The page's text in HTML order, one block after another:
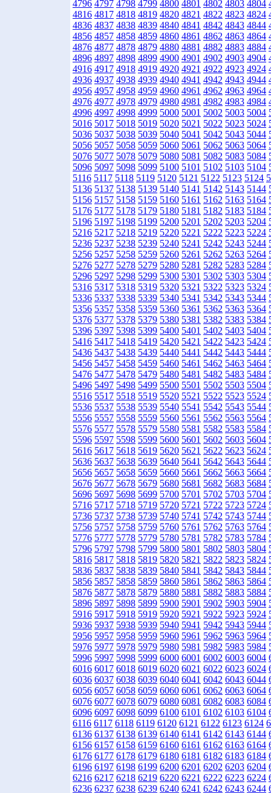
4796 4797 4798 4799 4800 4801 4802 4803 4804
4816 4817 4818 4819 4820 4821 4822 4823 4824
4836 4837 4838 4839 4840 4841 4842 4843 4844
4856 4857 4858 4859 4860 4861 4862 4863 4864
4876 4877 4878 4879 4880 4881 4882 4883 4884
4896 4897 4898 4899 4900 4901 4902 4903 4904
4916 4917 4918 4919 4920 4921 4922 4923 4924
4936 4937 4938 4939 4940 4941 4942 4943 4944
4956 4957 4958 4959 4960 4961 4962 4963 4964
4976 4977 4978 4979 4980 4981 4982 4983 4984
4996 4997 4998 4999 5000 5001 5002 5003 5004
5016 5017 5018 5019 5020 5021 5022 5023 5024
5036 5037 5038 5039 5040 5041 5042 5043 5044
5056 5057 5058 5059 5060 5061 5062 5063 5064
5076 5077 5078 5079 5080 5081 5082 5083 5084
5096 5097 5098 5099 5100 5101 5102 5103 5104
5116 5117 5118 5119 5120 5121 5122 5123 5124
5136 5137 5138 5139 5140 5141 5142 5143 5144
5156 5157 5158 5159 5160 5161 5162 5163 5164
5176 5177 5178 5179 5180 5181 5182 5183 5184
5196 5197 5198 5199 5200 5201 5202 5203 5204
5216 5217 5218 5219 5220 5221 5222 5223 5224
5236 5237 5238 5239 5240 5241 5242 5243 5244
5256 5257 5258 5259 5260 5261 5262 5263 5264
5276 5277 5278 5279 5280 5281 5282 5283 5284
5296 5297 5298 5299 5300 5301 5302 5303 5304
5316 5317 5318 5319 5320 5321 5322 5323 5324
5336 5337 5338 5339 5340 5341 5342 5343 5344
5356 5357 5358 5359 5360 5361 5362 5363 5364
5376 5377 5378 5379 5380 5381 5382 5383 5384
5396 5397 5398 5399 5400 5401 5402 5403 5404
5416 5417 5418 5419 5420 5421 5422 5423 5424
5436 5437 5438 5439 5440 5441 5442 5443 5444
5456 5457 5458 5459 5460 5461 5462 5463 5464
5476 5477 5478 5479 5480 5481 5482 5483 5484
5496 5497 5498 5499 5500 5501 5502 5503 5504
5516 5517 5518 5519 5520 5521 5522 5523 5524
5536 5537 5538 5539 5540 5541 5542 5543 5544
5556 5557 5558 5559 5560 5561 5562 5563 5564
5576 5577 5578 5579 5580 5581 5582 5583 5584
5596 5597 5598 5599 5600 5601 5602 5603 5604
5616 5617 5618 5619 5620 5621 5622 5623 5624
5636 5637 5638 5639 5640 5641 5642 5643 5644
5656 5657 5658 5659 5660 5661 5662 5663 5664
5676 5677 5678 5679 5680 5681 5682 5683 5684
5696 5697 5698 5699 5700 5701 5702 5703 5704
5716 5717 5718 5719 5720 5721 5722 5723 5724
5736 5737 5738 5739 5740 5741 5742 5743 5744
5756 5757 5758 5759 5760 5761 5762 5763 5764
5776 5777 5778 5779 5780 5781 5782 5783 5784
5796 5797 5798 5799 5800 5801 5802 5803 5804
5816 5817 5818 5819 5820 5821 5822 5823 5824
5836 5837 5838 5839 5840 5841 5842 5843 5844
5856 5857 5858 5859 5860 5861 5862 5863 5864
5876 5877 5878 5879 5880 5881 5882 5883 5884
5896 5897 5898 5899 5900 5901 5902 5903 5904
5916 5917 5918 5919 5920 5921 5922 5923 5924
5936 5937 5938 5939 5940 5941 5942 5943 5944
5956 5957 5958 5959 5960 5961 5962 5963 5964
5976 5977 5978 5979 5980 5981 5982 5983 5984
5996 5997 5998 5999 6000 6001 6002 6003 6004
6016 6017 6018 6019 6020 6021 6022 6023 6024
6036 6037 6038 6039 6040 6041 6042 6043 6044
6056 6057 6058 6059 6060 6061 6062 6063 6064
6076 6077 6078 6079 6080 6081 6082 6083 6084
6096 6097 6098 6099 6100 6101 6102 6103 6104
6116 6117 6118 6119 6120 6121 6122 6123 6124
6136 6137 6138 6139 6140 6141 6142 6143 6144
6156 6157 6158 6159 6160 6161 6162 6163 6164
6176 6177 6178 6179 6180 6181 6182 6183 6184
6196 6197 6198 6199 6200 6201 6202 6203 6204
6216 6217 6218 6219 6220 6221 6222 6223 6224
6236 6237 6238 6239 6240 6241 6242 6243 6244